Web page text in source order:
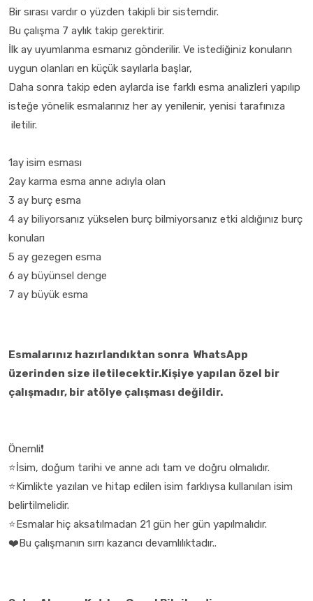
Bir sırası vardır o yüzden takipli bir sistemdir.
Bu çalışma 7 aylık takip gerektirir.
İlk ay uyumlanma esmanız gönderilir. Ve istediğiniz konuların
uygun olanları en küçük sayılarla başlar,
Daha sonra takip eden aylarda ise farklı esma analizleri yapılıp
isteğe yönelik esmalarınız her ay yenilenir, yenisi tarafınıza
iletilir.
1ay isim esması
2ay karma esma anne adıyla olan
3 ay burç esma
4 ay biliyorsanız yükselen burç bilmiyorsanız etki aldığınız burç
konuları
5 ay gezegen esma
6 ay büyünsel denge
7 ay büyük esma
Esmalarınız hazırlandıktan sonra WhatsApp
üzerinden size iletilecektir.Kişiye yapılan özel bir
çalışmadır, bir atölye çalışması değildir.
Önemli❗
⭐İsim, doğum tarihi ve anne adı tam ve doğru olmalıdır.
⭐Kimlikte yazılan ve hitap edilen isim farklıysa kullanılan isim
belirtilmelidir.
⭐Esmalar hiç aksatılmadan 21 gün her gün yapılmalıdır.
❤️Bu çalışmanın sırrı kazancı devamlılıktadır..